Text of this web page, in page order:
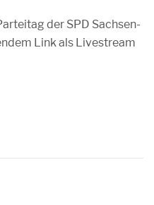
der SPD Sachsen-
Link als Livestream